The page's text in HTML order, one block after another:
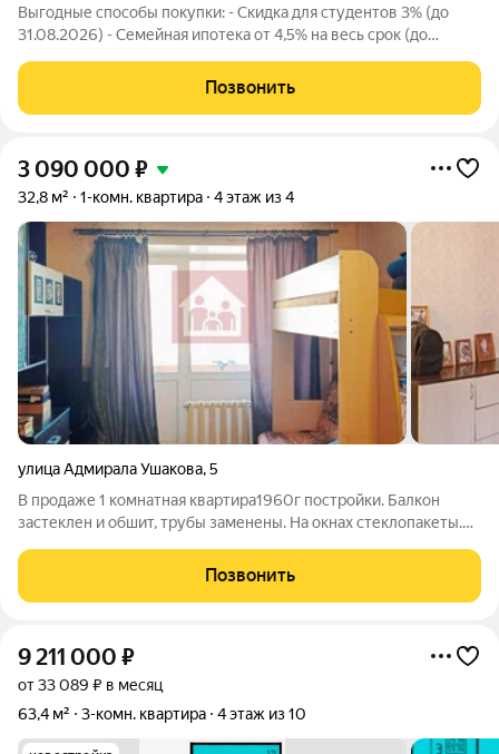
Выгодные способы покупки: - Скидка для студентов 3% (до
31.08.2026) - Семейная ипотека от 4,5% на весь срок (до
Скидка до 3% за каждого ребёнка (до 31.08.2026) -
Материнский и жилищный
Позвонить
3 090 000 ₽
32,8 м² 1-комн. квартира 4 этаж из 4
улица Адмирала Ушакова,5
В продаже 1 комнатная квартира1960г постройки. Балкон
застеклен и обшит, трубы заменены. На окнах стеклопакеты.
гарнитур. Вся инфраструктура находится в шаговой
доступности: остановки общественного
Позвонить
9 211 000 ₽
от 33 089 ₽ в месяц
63,4 м²
3-комн. квартира 4 этаж из 10